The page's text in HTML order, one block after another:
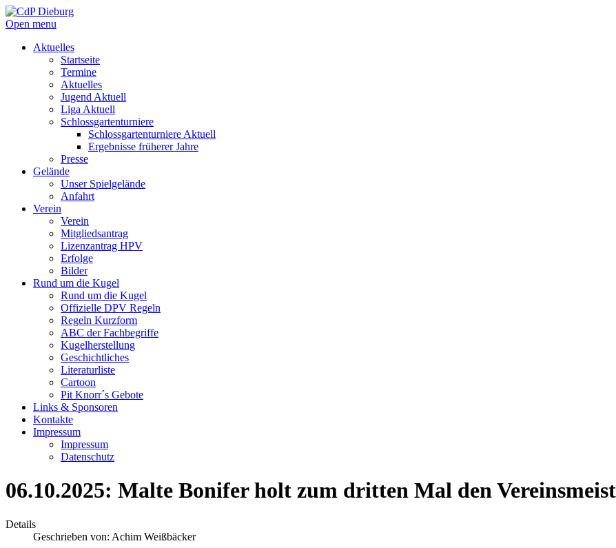
Open menu
Aktuelles
Startseite
Termine
Aktuelles
Jugend Aktuell
Liga Aktuell
Schlossgartenturniere
Schlossgartenturniere Aktuell
Ergebnisse früherer Jahre
Presse
Gelände
Unser Spielgelände
Anfahrt
Verein
Verein
Mitgliedsantrag
Lizenzantrag HPV
Erfolge
Bilder
Rund um die Kugel
Rund um die Kugel
Offizielle DPV Regeln
Regeln Kurzform
ABC der Fachbegriffe
Kugelherstellung
Geschichtliches
Literaturliste
Cartoon
Pit Knorr´s Gebote
Links & Sponsoren
Kontakte
Impressum
Impressum
Datenschutz
06.10.2025: Malte Bonifer holt zum dritten Mal den
Details
Geschrieben von: Achim Weißbäcker